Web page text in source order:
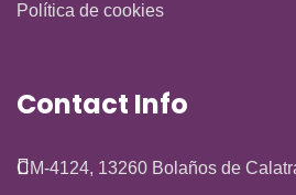
Política de cookies
Contact Info
CM-4124, 13260 Bolaños de